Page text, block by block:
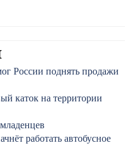
России поднять продажи
каток на территории
работать автобусное